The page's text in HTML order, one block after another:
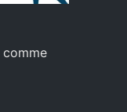
comme